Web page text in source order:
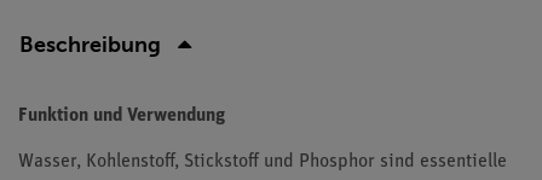
Beschreibung
Funktion und Verwendung
Wasser, Kohlenstoff, Stickstoff und Phosphor sind essentielle